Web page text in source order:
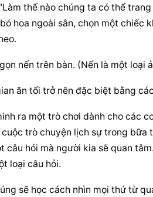
thế nào chúng ta có thể
hoa ngoài sân, chọn một chiếc
nến trên bàn. (Nến là một
ăn tối trở nên đặc biệt bằng
ra một trò chơi dành cho các
trò chuyện lịch sự trong bữa
câu hỏi mà người kia sẽ quan
loại câu hỏi.
sẽ học cách nhìn mọi thứ từ